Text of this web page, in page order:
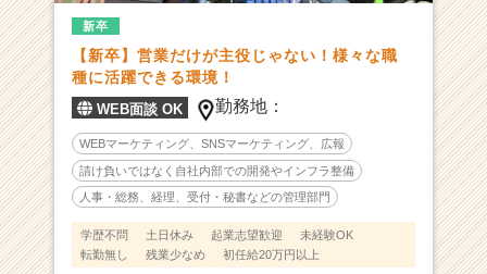
ン
パ
ニ
|
ベ
ン
チ
ャ
ー・
新卒
【新卒】営業だけが主役じゃない！様々な職
種に活躍できる環境！
WEB面談 OK 勤務地：
WEBマーケティング、SNSマーケティング、広報
請け負いではなく自社内部での開発やインフラ整備
人事・総務、経理、受付・秘書などの管理部門
学歴不問 土日休み 起業志望歓迎
未経験OK
転勤無し
残業少なめ 初任給20万円以上